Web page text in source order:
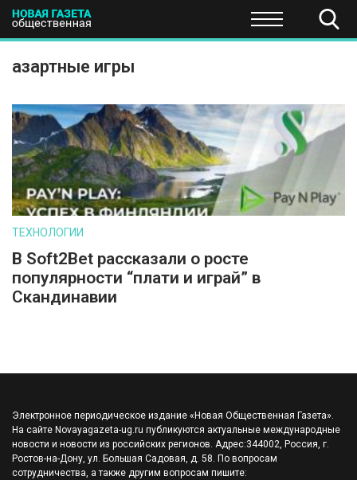
ПОЛИТИКА ЭКОНОМИКА НАУКА И
азартные игры
ТЕХНОЛОГИИ
В Soft2Bet рассказали о росте
популярности “плати и играй” в
Скандинавии
Электронное периодическое издание «Новая Общественная Газета».
На сайте Novayagazeta-ug.ru публикуются актуальные международные
новости и новости из российских регионов. Адрес:344002, Россия, г.
Ростов-на-Дону, ул. Большая Садовая, д. 58. По вопросам
сотрудничества, а также другим вопросам пишите: